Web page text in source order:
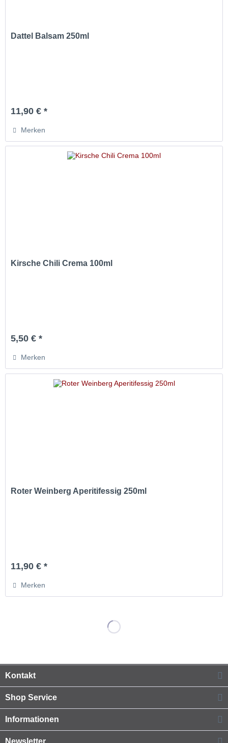
Dattel Balsam 250ml
11,90 € *
Merken
Kirsche Chili Crema 100ml
5,50 € *
Merken
Roter Weinberg Aperitifessig 250ml
11,90 € *
Merken
Kontakt
Shop Service
Informationen
Newsletter